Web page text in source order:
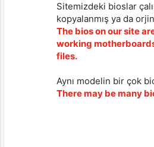
Sitemizdeki bioslar
kopyalanmış ya da
The bios on our site
working
files.
Aynı modelin bir çok
There may be many